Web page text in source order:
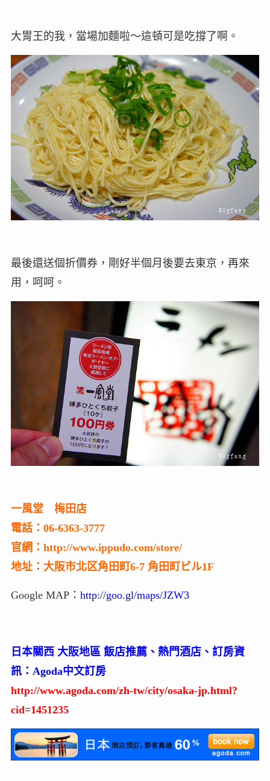
大胃王的我，當場加麵啦～這頓可是吃撐了啊。
最後還送個折價券，剛好半個月後要去東京，再來
用，呵呵。
一風堂 梅田店
電話：06-6363-3777
官網：http://www.ippudo.com/store/
地址：大阪市北区角田町6-7 角田町ビル1F
Google MAP： http://goo.gl/maps/JZW3
日本關西 大阪地區 飯店推薦、熱門酒店、訂房資
訊：Agoda中文訂房
http://www.agoda.com/zh-tw/city/osaka-jp.html?
cid=1451235